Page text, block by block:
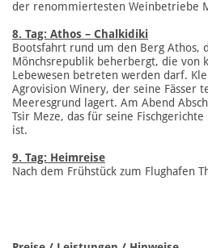
der renommiertesten Weinbetriebe
8. Tag: Athos – Chalkidiki
Bootsfahrt rund um den Berg Athos,
Mönchsrepublik beherbergt, die von
Lebewesen betreten werden darf.
Agrovision Winery, der seine Fässer
Meeresgrund lagert. Am Abend
Tsir Meze, das für seine
ist.
9. Tag: Heimreise
Nach dem Frühstück zum Flughafen